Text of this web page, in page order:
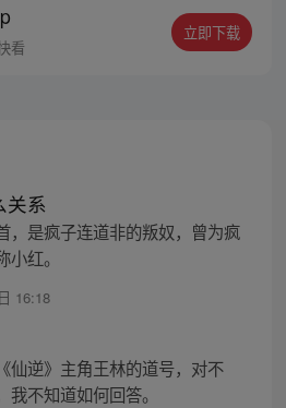
同名小说 QQ群号：
看
立即下载
关系
，是疯子连道非的叛奴，曾为疯
红。
16:18
仙逆》主角王林的道号，对不
不知道如何回答。